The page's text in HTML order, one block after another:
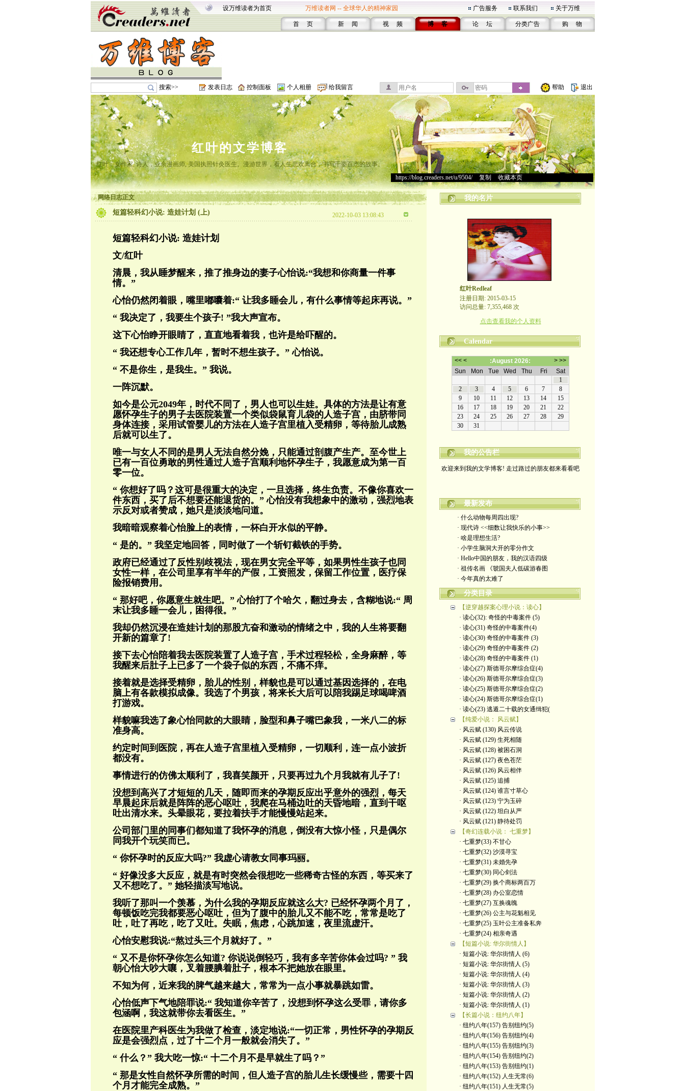
设万维读者为首页 万维读者网 -- 全球华人的精神家园 广告服务 联系我们 关于万维
首 页 新 闻 视 频 博 客 论 坛 分类广告 购 物
搜索>> 发表日志 控制面板 个人相册 给我留言 帮助 退出
红叶的文学博客
红叶，女作家, 诗人，业余漫画师, 美国执照针灸医生。漫游世界，看人生悲欢离合，书写千姿百态的故事。
https://blog.creaders.net/u/9504/> 复制 收藏本页
网络日志正文
短篇轻科幻小说: 造娃计划 (上) 2022-10-03 13:08:43
短篇轻科幻小说: 造娃计划
文/红叶
清晨，我从睡梦醒来，推了推身边的妻子心怡说:“我想和你商量一件事
情。”
心怡仍然闭着眼，嘴里嘟囔着:“ 让我多睡会儿，有什么事情等起床再说。”
“ 我决定了，我要生个孩子! ”我大声宣布。
这下心怡睁开眼睛了，直直地看着我，也许是给吓醒的。
“ 我还想专心工作几年，暂时不想生孩子。” 心怡说。
“ 不是你生，是我生。” 我说。
一阵沉默。
如今是公元2049年，时代不同了，男人也可以生娃。具体的方法是让有意
愿怀孕生子的男子去医院装置一个类似袋鼠育儿袋的人造子宫，由脐带同
身体连接，采用试管婴儿的方法在人造子宫里植入受精卵，等待胎儿成熟
后就可以生了。
唯一与女人不同的是男人无法自然分娩，只能通过剖腹产生产。至今世上
已有一百位勇敢的男性通过人造子宫顺利地怀孕生子，我愿意成为第一百
零一位。
“ 你想好了吗？这可是很重大的决定，一旦选择，终生负责。不像你喜欢一
件东西，买了后不想要还能退货的。” 心怡没有我想象中的激动，强烈地表
示反对或者赞成，她只是淡淡地问道。
我暗暗观察着心怡脸上的表情，一杯白开水似的平静。
“ 是的。” 我坚定地回答，同时做了一个斩钉截铁的手势。
政府已经通过了反性别歧视法，现在男女完全平等，如果男性生孩子也同
女性一样，在公司里享有半年的产假，工资照发，保留工作位置，医疗保
险报销费用。
“ 那好吧，你愿意生就生吧。” 心怡打了个哈欠，翻过身去，含糊地说:“ 周
末让我多睡一会儿，困得很。”
我却仍然沉浸在造娃计划的那股亢奋和激动的情绪之中，我的人生将要翻
开新的篇章了!
接下去心怡陪着我去医院装置了人造子宫，手术过程轻松，全身麻醉，等
我醒来后肚子上已多了一个袋子似的东西，不痛不痒。
接着就是选择受精卵，胎儿的性别，样貌也是可以通过基因选择的，在电
脑上有各款模拟成像。我选了个男孩，将来长大后可以陪我踢足球喝啤酒
打游戏。
样貌嘛我选了象心怡同款的大眼睛，脸型和鼻子嘴巴象我，一米八二的标
准身高。
约定时间到医院，再在人造子宫里植入受精卵，一切顺利，连一点小波折
都没有。
事情进行的仿佛太顺利了，我喜笑颜开，只要再过九个月我就有儿子了!
没想到高兴了才短短的几天，随即而来的孕期反应出乎意外的强烈，每天
早晨起床后就是阵阵的恶心呕吐，我爬在马桶边吐的天昏地暗，直到干呕
吐出清水来。头晕眼花，要拉着扶手才能慢慢站起来。
公司部门里的同事们都知道了我怀孕的消息，倒没有大惊小怪，只是偶尔
同我开个玩笑而已。
“ 你怀孕时的反应大吗?” 我虚心请教女同事玛丽。
“ 好像没多大反应，就是有时突然会很想吃一些稀奇古怪的东西，等买来了
又不想吃了。” 她轻描淡写地说。
我听了那叫一个羡慕，为什么我的孕期反应就这么大? 已经怀孕两个月了，
每顿饭吃完我都要恶心呕吐，但为了腹中的胎儿又不能不吃，常常是吃了
吐，吐了再吃，吃了又吐。失眠，焦虑，心跳加速，夜里流虚汗。
心怡安慰我说:“熬过头三个月就好了。”
“ 又不是你怀孕你怎么知道? 你说说倒轻巧，我有多辛苦你体会过吗? ” 我
朝心怡大吵大嚷，叉着腰腆着肚子，根本不把她放在眼里。
不知为何，近来我的脾气越来越大，常常为一点小事就暴跳如雷。
心怡低声下气地陪罪说:“ 我知道你辛苦了，没想到怀孕这么受罪，请你多
包涵啊，我这就带你去看医生。”
在医院里产科医生为我做了检查，淡定地说:“一切正常，男性怀孕的孕期反
应是会强烈点，过了十二个月一般就会消失了。”
“ 什么？” 我大吃一惊:“ 十二个月不是早就生了吗？”
“ 那是女性自然怀孕所需的时间，但人造子宫的胎儿生长缓慢些，需要十四
个月才能完全成熟。”
我的名片
红叶Redleaf
注册日期: 2015-03-15
访问总量: 7,355,468 次
点击查看我的个人资料
Calendar
我的公告栏
最新发布
· 什么动物每周四出现?
· 现代诗 <<细数让我快乐的小事>>
· 啥是理想生活?
· 小学生脑洞大开的零分作文
· Hello中国的朋友，我的汉语四级
· 祖传名画 《虢国夫人低碳游春图
· 今年真的太难了
分类目录
【逆穿越探案心理小说：读心】
· 读心(32): 奇怪的中毒案件 (5)
· 读心(31) 奇怪的中毒案件(4)
· 读心(30) 奇怪的中毒案件 (3)
· 读心(29) 奇怪的中毒案件 (2)
· 读心(28) 奇怪的中毒案件 (1)
· 读心(27) 斯德哥尔摩综合症(4)
· 读心(26) 斯德哥尔摩综合症(3)
· 读心(25) 斯德哥尔摩综合症(2)
· 读心(24) 斯德哥尔摩综合症(1)
· 读心(23) 逃遁二十载的女通缉犯(
【纯爱小说： 风云赋】
· 风云赋 (130) 风云传说
· 风云赋 (129) 生死相随
· 风云赋 (128) 被困石洞
· 风云赋 (127) 夜色苍茫
· 风云赋 (126) 风云相伴
· 风云赋 (125) 追捕
· 风云赋 (124) 谁言寸草心
· 风云赋 (123) 宁为玉碎
· 风云赋 (122) 坦白从严
· 风云赋 (121) 静待处罚
【奇幻连载小说： 七重梦】
· 七重梦(33) 不甘心
· 七重梦(32) 沙漠寻宝
· 七重梦(31) 未婚先孕
· 七重梦(30) 同心剑法
· 七重梦(29) 换个商标两百万
· 七重梦(28) 办公室恋情
· 七重梦(27) 互换魂魄
· 七重梦(26) 公主与花魁相见
· 七重梦(25) 玉叶公主准备私奔
· 七重梦(24) 相亲奇遇
【短篇小说: 华尔街情人】
· 短篇小说: 华尔街情人 (6)
· 短篇小说: 华尔街情人 (5)
· 短篇小说: 华尔街情人 (4)
· 短篇小说: 华尔街情人 (3)
· 短篇小说: 华尔街情人 (2)
· 短篇小说: 华尔街情人 (1)
【长篇小说：纽约八年】
· 纽约八年(157) 告别纽约(5)
· 纽约八年(156) 告别纽约(4)
· 纽约八年(155) 告别纽约(3)
· 纽约八年(154) 告别纽约(2)
· 纽约八年(153) 告别纽约(1)
· 纽约八年(152) 人生无常(6)
· 纽约八年(151) 人生无常(5)